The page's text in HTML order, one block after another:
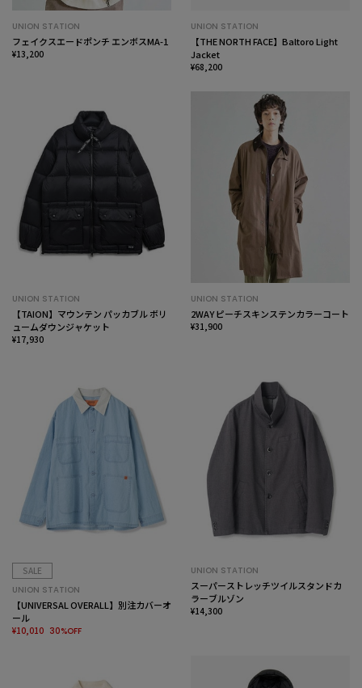
UNION STATION
フェイクスエードポンチ エンボスMA-1
¥13,200
UNION STATION
【THE NORTH FACE】Baltoro Light
Jacket
¥68,200
UNION STATION
【TAION】マウンテン パッカブル ボリ
ュームダウンジャケット
¥17,930
UNION STATION
2WAY ピーチスキンステンカラーコート
¥31,900
SALE
UNION STATION
【UNIVERSAL OVERALL】別注カバーオ
ール
¥10,010 30%OFF
UNION STATION
スーパーストレッチツイルスタンドカ
ラーブルゾン
¥14,300